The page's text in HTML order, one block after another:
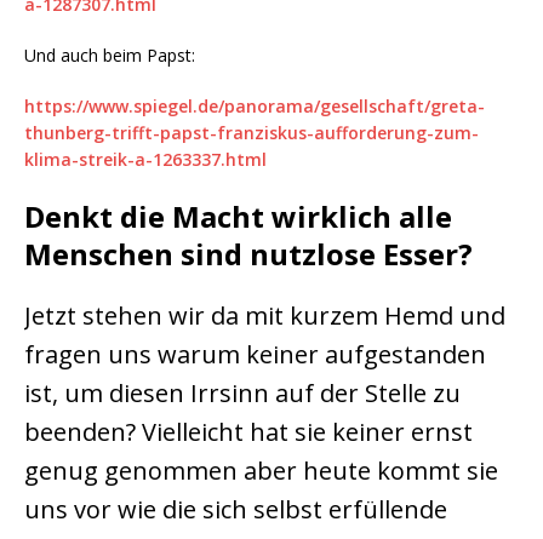
Und auch beim Papst:
https://www.spiegel.de/panorama/gesellschaft/greta-
thunberg-trifft-papst-franziskus-aufforderung-zum-
klima-streik-a-1263337.html
Denkt die Macht wirklich alle
Menschen sind nutzlose Esser?
Jetzt stehen wir da mit kurzem Hemd und
fragen uns warum keiner aufgestanden
ist, um diesen Irrsinn auf der Stelle zu
beenden? Vielleicht hat sie keiner ernst
genug genommen aber heute kommt sie
uns vor wie die sich selbst erfüllende